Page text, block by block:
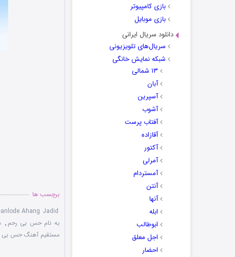
بازی کامپیوتر
بازی موبایل
دانلود سریال ایرانی
سریال‌های تلویزیونی
شبکه نمایش خانگی
۱۳ شمالی
آبان
آسپرین
آشوب
آفتاب پرست
آقازاده
آکتور
آمرلی
آمستردام
آنتن
آنها
ابله
ابوطالب
اجل معلق
احضار
برچسب ها
Ahang Jadid
به نام حس بی رحم ,
مستقیم آهنگ حس بی